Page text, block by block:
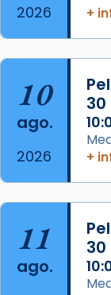
comitè
del Sant
Josep
concelebrat
Mons.
📸 Dr. G.
Foto
View on Facebook
2 weeks
2026
+
10
ago.
2026
+
11
ago.